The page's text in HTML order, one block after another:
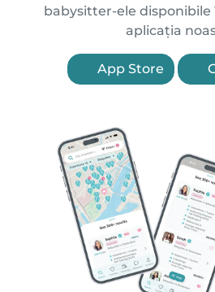
babysitter-ele disponibile
aplicația
App Store